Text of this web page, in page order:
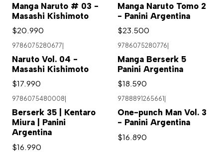
Manga Naruto # 03 -
Masashi Kishimoto
$20.990
Manga Naruto Tomo 2
- Panini Argentina
$23.500
9786075280677
Naruto Vol. 04 -
Masashi Kishimoto
$17.990
9786075280776
Manga Berserk 5
Panini Argentina
$18.590
9786075480008
Berserk 35 | Kentaro
Miura | Panini
Argentina
$16.990
9788891265661
One-punch Man Vol. 3
- Panini Argentina
$16.890